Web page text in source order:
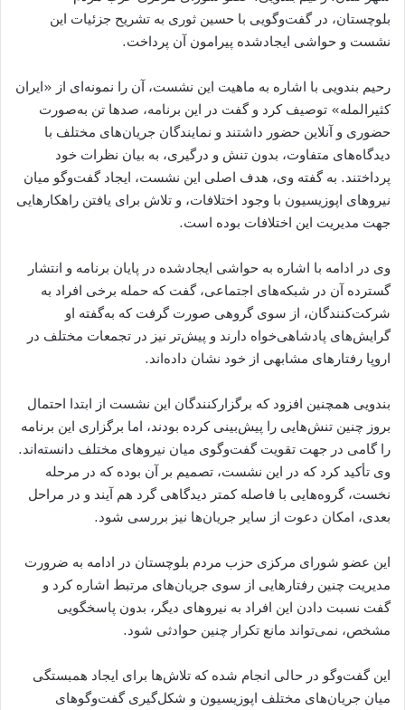
بلوچستان، در گفت‌وگویی با حسین ثوری به تشریح جزئیات این
نشست و حواشی ایجادشده پیرامون آن پرداخت.
رحیم بندویی با اشاره به ماهیت این نشست، آن را نمونه‌ای از «ایران
کثیرالمله» توصیف کرد و گفت در این برنامه، صدها تن به‌صورت
حضوری و آنلاین حضور داشتند و نمایندگان جریان‌های مختلف با
دیدگاه‌های متفاوت، بدون تنش و درگیری، به بیان نظرات خود
پرداختند. به گفته وی، هدف اصلی این نشست، ایجاد گفت‌وگو میان
نیروهای اپوزیسیون با وجود اختلافات، و تلاش برای یافتن راهکارهایی
جهت مدیریت این اختلافات بوده است.
وی در ادامه با اشاره به حواشی ایجادشده در پایان برنامه و انتشار
گسترده آن در شبکه‌های اجتماعی، گفت که حمله برخی افراد به
شرکت‌کنندگان، از سوی گروهی صورت گرفت که به‌گفته او
گرایش‌های پادشاهی‌خواه دارند و پیش‌تر نیز در تجمعات مختلف در
اروپا رفتارهای مشابهی از خود نشان داده‌اند.
بندویی همچنین افزود که برگزارکنندگان این نشست از ابتدا احتمال
بروز چنین تنش‌هایی را پیش‌بینی کرده بودند، اما برگزاری این برنامه
را گامی در جهت تقویت گفت‌وگوی میان نیروهای مختلف دانسته‌اند.
وی تأکید کرد که در این نشست، تصمیم بر آن بوده که در مرحله
نخست، گروه‌هایی با فاصله کمتر دیدگاهی گرد هم آیند و در مراحل
بعدی، امکان دعوت از سایر جریان‌ها نیز بررسی شود.
این عضو شورای مرکزی حزب مردم بلوچستان در ادامه به ضرورت
مدیریت چنین رفتارهایی از سوی جریان‌های مرتبط اشاره کرد و
گفت نسبت دادن این افراد به نیروهای دیگر، بدون پاسخگویی
مشخص، نمی‌تواند مانع تکرار چنین حوادثی شود.
این گفت‌وگو در حالی انجام شده که تلاش‌ها برای ایجاد همبستگی
میان جریان‌های مختلف اپوزیسیون و شکل‌گیری گفت‌وگوهای